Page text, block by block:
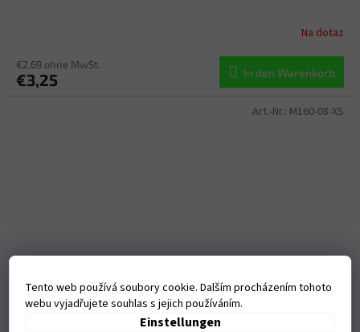
Tento web používá soubory cookie. Dalším procházením tohoto
webu vyjadřujete souhlas s jejich používáním.
Einstellungen
Na dotaz
€2,69 ohne MwSt.
€3,25 In den Warenkorb
Art.-Nr.: M160-08-XS